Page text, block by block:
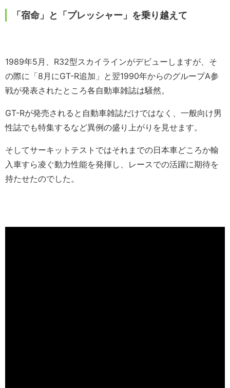
「宿命」と「プレッシャー」を乗り越えて
1989年5月、R32型スカイラインがデビューしますが、そ
の際に「8月にGT-R追加」と翌1990年からのグループA参
戦が発表されたところ各自動車雑誌は騒然。
GT-Rが発売されると自動車雑誌だけではなく、一般向け男
性誌でも特集するなど異例の盛り上がりを見せます。
そしてサーキットテストではそれまでの日本車どころか輸
入車すら凌ぐ動力性能を発揮し、レースでの活躍に期待を
持たせたのでした。